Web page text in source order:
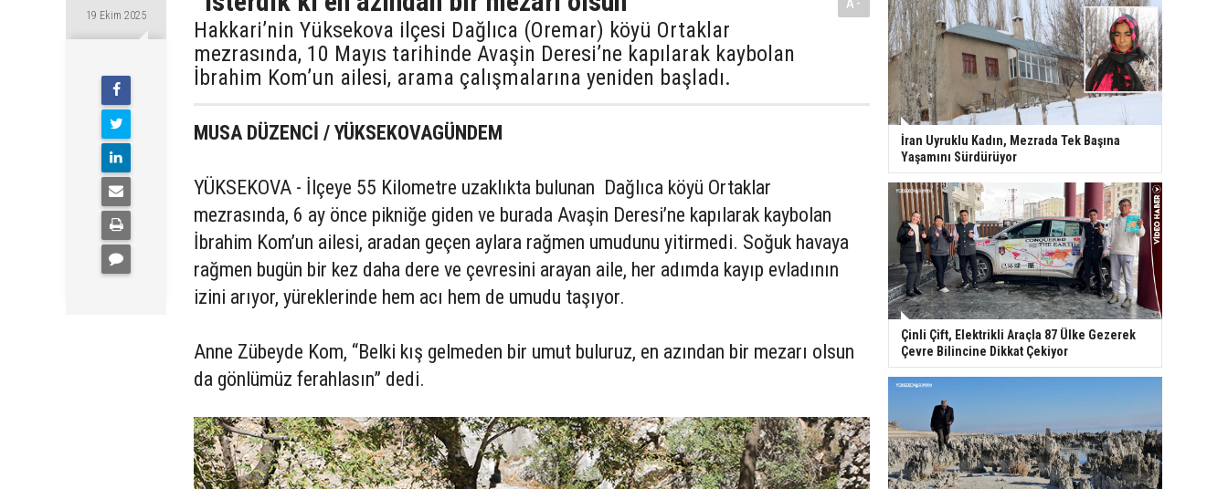
19 Ekim 2025
Hakkari’nin Yüksekova ilçesi Dağlıca (Oremar) köyü Ortaklar
mezrasında, 10 Mayıs tarihinde Avaşin Deresi’ne kapılarak kaybolan
İbrahim Kom’un ailesi, arama çalışmalarına yeniden başladı.
MUSA DÜZENCİ / YÜKSEKOVAGÜNDEM
YÜKSEKOVA - İlçeye 55 Kilometre uzaklıkta bulunan Dağlıca köyü Ortaklar
mezrasında, 6 ay önce pikniğe giden ve burada Avaşin Deresi’ne kapılarak kaybolan
İbrahim Kom’un ailesi, aradan geçen aylara rağmen umudunu yitirmedi. Soğuk havaya
rağmen bugün bir kez daha dere ve çevresini arayan aile, her adımda kayıp evladının
izini arıyor, yüreklerinde hem acı hem de umudu taşıyor.
Anne Zübeyde Kom, “Belki kış gelmeden bir umut buluruz, en azından bir mezarı olsun
da gönlümüz ferahlasın” dedi.
İran Uyruklu Kadın, Mezrada Tek Başına
Yaşamını Sürdürüyor
Çinli Çift, Elektrikli Araçla 87 Ülke Gezerek
Çevre Bilincine Dikkat Çekiyor